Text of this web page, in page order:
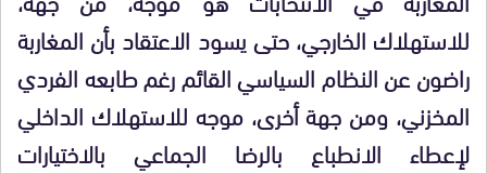
للاستهلاك الخارجي، حتى يسود الاعتقاد بأن المغاربة
راضون عن النظام السياسي القائم رغم طابعه الفردي
المخزني، ومن جهة أخرى، موجه للاستهلاك الداخلي
لإعطاء الانطباع بالرضا الجماعي بالاختيارات